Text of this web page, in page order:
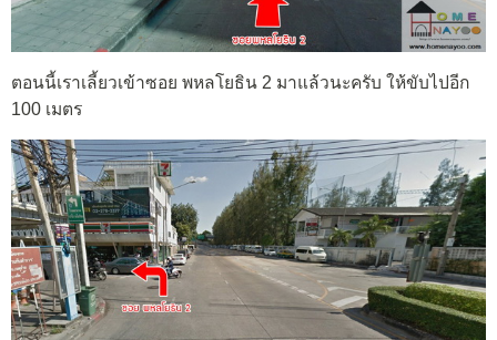
ตอนนี้เราเลี้ยวเข้าซอย พหลโยธิน 2 มาแล้วนะครับ ให้ขับไปอีก
100 เมตร